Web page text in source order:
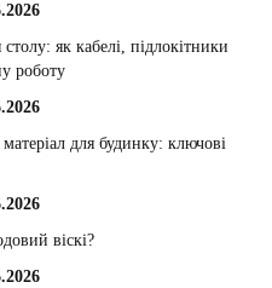
як кабелі, підлокітники
роботу
для будинку: ключові
віскі?